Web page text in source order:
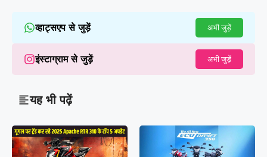
व्हाट्सएप से जुड़ें अभी जुड़ें
इंस्टाग्राम से जुड़ें अभी जुड़ें
यह भी पढ़ें